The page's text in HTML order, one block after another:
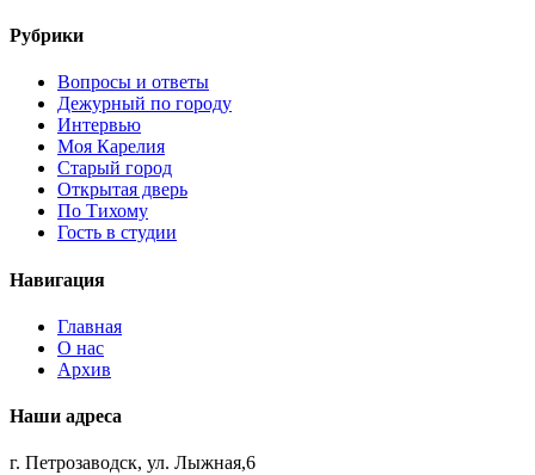
Рубрики
Вопросы и ответы
Дежурный по городу
Интервью
Моя Карелия
Старый город
Открытая дверь
По Тихому
Гость в студии
Навигация
Главная
О нас
Архив
Наши адреса
г. Петрозаводск, ул. Лыжная,6